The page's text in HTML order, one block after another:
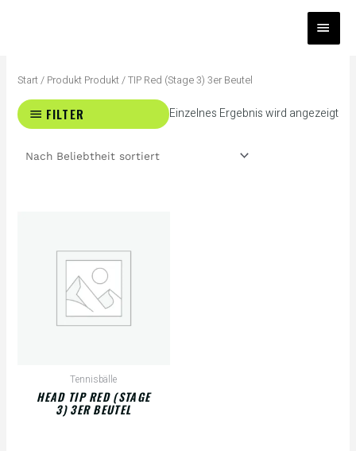
Start/ Produkt Produkt / TIP Red (Stage 3) 3er Beutel
FILTER Einzelnes Ergebnis wird angezeigt
Tennisbälle
HEAD TIP RED (STAGE
3) 3ER BEUTEL